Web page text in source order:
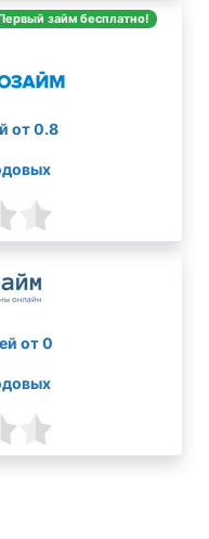
займ бесплатно!
от 0.8
от 0